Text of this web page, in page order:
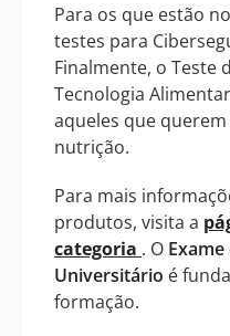
Para os que estão
testes para
Finalmente, o Teste
Tecnologia
aqueles que
nutrição.
Para mais
produtos, visita a
categoria . O
Universitário é
formação.